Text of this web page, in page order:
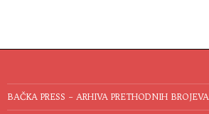
BAČKA PRESS – ARHIVA PRETHODNIH BROJEVA